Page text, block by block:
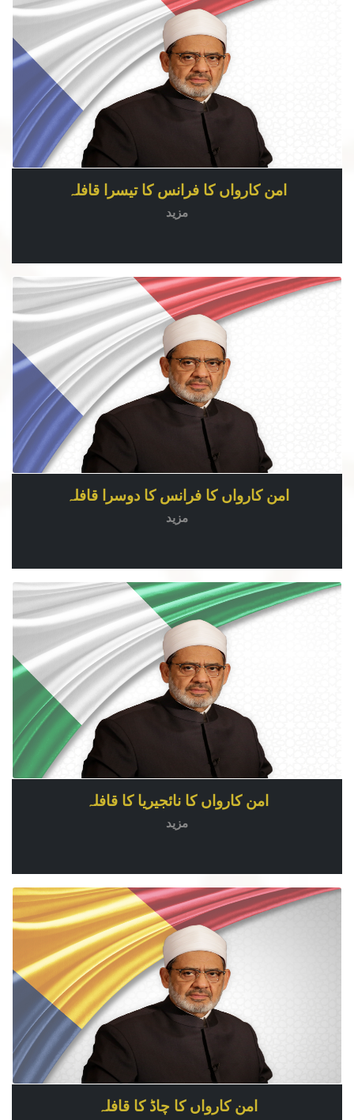
امن کارواں کا فرانس کا تیسرا قافلہ
مزید
امن کارواں کا فرانس کا دوسرا قافلہ
مزید
امن کارواں کا نائجیریا کا قافلہ
مزید
امن کارواں کا چاڈ کا قافلہ